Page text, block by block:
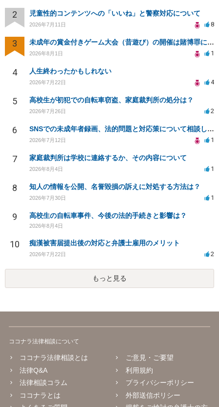
2 児童性的コンテンツへの「いいね」と警察対応について
2026年7月11日 8
3 未成年の賞金付きゲーム大会（昔遊び）の開催は賭博罪になりますか？
2026年8月1日 1
4 人生終わったかもしれない
2026年7月22日 4
5 高校生が初犯での自転車窃盗、家庭裁判所の処分は？
2026年7月26日 2
6 SNSでの未成年者録画、法的問題と対応策について相談したい
2026年7月12日 1
7 家庭裁判所は学校に連絡するか、その内容について
2026年8月4日 1
8 知人の情報を公開、名誉毀損の訴えに対処する方法は？
2026年7月30日 1
9 高校生の自転車事件、今後の法的手続きと影響は？
2026年8月4日
10 痴漢被害届提出後の対応と弁護士雇用のメリット
2026年7月22日 2
もっと見る
ココナラ法律相談について
ココナラ法律相談とは
法律Q&A
法律相談コラム
ココナラとは
ご意見・ご要望
利用規約
プライバシーポリシー
外部送信ポリシー